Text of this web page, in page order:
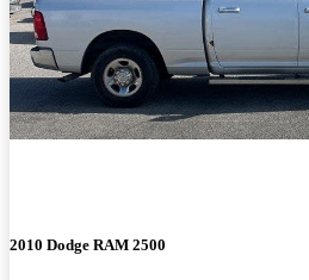
2010 Dodge RAM 2500